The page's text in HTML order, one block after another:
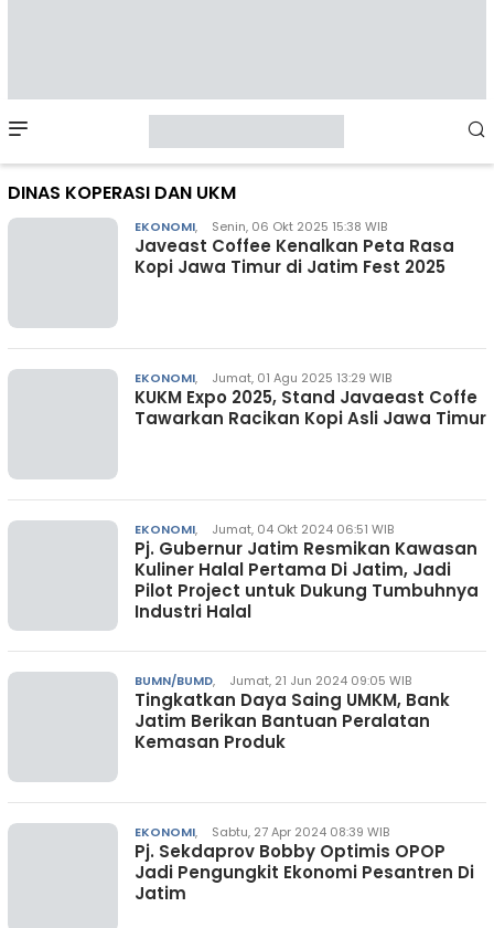
Menu
DINAS KOPERASI DAN UKM
EKONOMI, Senin, 06 Okt 2025 15:38 WIB
Javeast Coffee Kenalkan Peta Rasa
Kopi Jawa Timur di Jatim Fest 2025
EKONOMI, Jumat, 01 Agu 2025 13:29 WIB
KUKM Expo 2025, Stand Javaeast Coffe
Tawarkan Racikan Kopi Asli Jawa Timur
EKONOMI, Jumat, 04 Okt 2024 06:51 WIB
Pj. Gubernur Jatim Resmikan Kawasan
Kuliner Halal Pertama Di Jatim, Jadi
Pilot Project untuk Dukung Tumbuhnya
Industri Halal
BUMN/BUMD, Jumat, 21 Jun 2024 09:05 WIB
Tingkatkan Daya Saing UMKM, Bank
Jatim Berikan Bantuan Peralatan
Kemasan Produk
EKONOMI, Sabtu, 27 Apr 2024 08:39 WIB
Pj. Sekdaprov Bobby Optimis OPOP
Jadi Pengungkit Ekonomi Pesantren Di
Jatim